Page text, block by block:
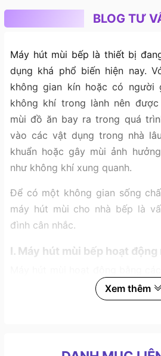
BLOG TƯ
Máy hút mùi bếp là thiết bị
dụng khá phổ biến hiện nay.
không gian kín hoặc có người
không khí trong lành nên
mùi đồ ăn bay ra trong quá
vào các vật dụng trong nhà
khuẩn hoặc gây mùi ảnh
như không khí xung quanh.
Để có một không gian sống
máy hút mùi cho nhà bếp là
đình cân nhắc.
I. Máy hút mùi bếp hoạt
mùi hôi và hơi dầu mỡ qua lưới
ra bên ngoài qua ống thoát.
Xem thêm